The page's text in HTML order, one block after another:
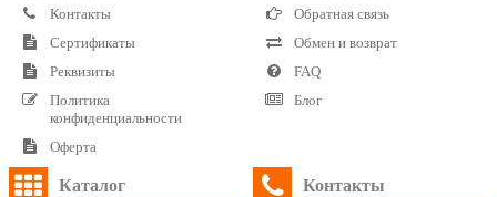
Контакты
Сертификаты
Реквизиты
Политика
конфиденциальности
Оферта
Обратная связь
Обмен и возврат
FAQ
Блог
Каталог Контакты